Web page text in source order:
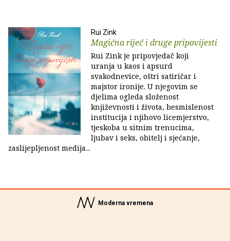
Rui Zink
Magična riječ i druge pripovijesti
Rui Zink je pripovjedač koji
uranja u kaos i apsurd
svakodnevice, oštri satiričar i
majstor ironije. U njegovim se
djelima ogleda složenost
književnosti i života, besmislenost
institucija i njihovo licemjerstvo,
tjeskoba u sitnim trenucima,
ljubav i seks, obitelj i sjećanje,
zaslijepljenost medija...
Moderna vremena